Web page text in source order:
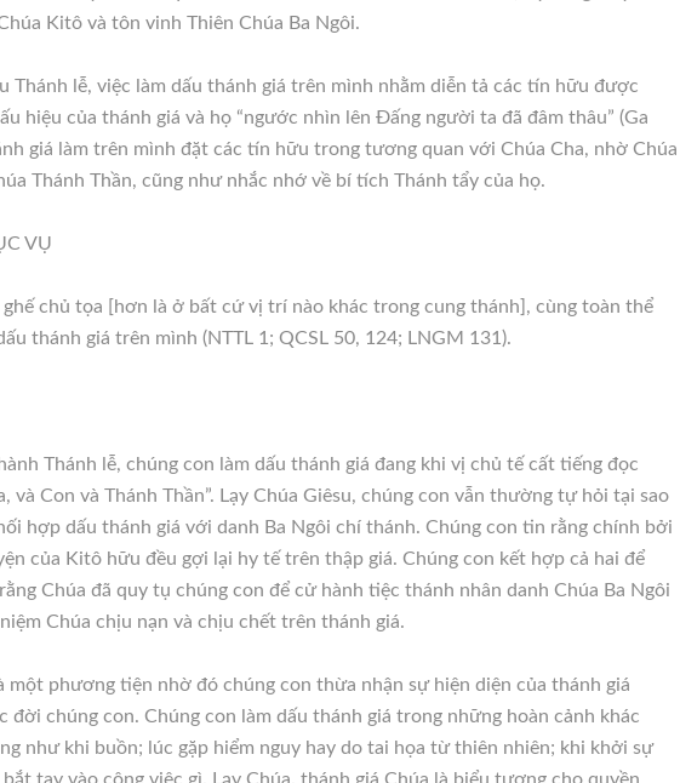
Kitô và tôn vinh Thiên Chúa Ba Ngôi.
Thánh lễ, việc làm dấu thánh giá trên mình nhằm diễn tả các tín hữu được
hiệu của thánh giá và họ “ngước nhìn lên Đấng người ta đã đâm thâu” (Ga
giá làm trên mình đặt các tín hữu trong tương quan với Chúa Cha, nhờ Chúa
Thánh Thần, cũng như nhắc nhớ về bí tích Thánh tẩy của họ.
VỤ
chủ tọa [hơn là ở bất cứ vị trí nào khác trong cung thánh], cùng toàn thể
thánh giá trên mình (NTTL 1; QCSL 50, 124; LNGM 131).
Thánh lễ, chúng con làm dấu thánh giá đang khi vị chủ tế cất tiếng đọc
và Con và Thánh Thần”. Lạy Chúa Giêsu, chúng con vẫn thường tự hỏi tại sao
hợp dấu thánh giá với danh Ba Ngôi chí thánh. Chúng con tin rằng chính bởi
của Kitô hữu đều gợi lại hy tế trên thập giá. Chúng con kết hợp cả hai để
Chúa đã quy tụ chúng con để cử hành tiệc thánh nhân danh Chúa Ba Ngôi
Chúa chịu nạn và chịu chết trên thánh giá.
một phương tiện nhờ đó chúng con thừa nhận sự hiện diện của thánh giá
đời chúng con. Chúng con làm dấu thánh giá trong những hoàn cảnh khác
như khi buồn; lúc gặp hiểm nguy hay do tai họa từ thiên nhiên; khi khởi sự